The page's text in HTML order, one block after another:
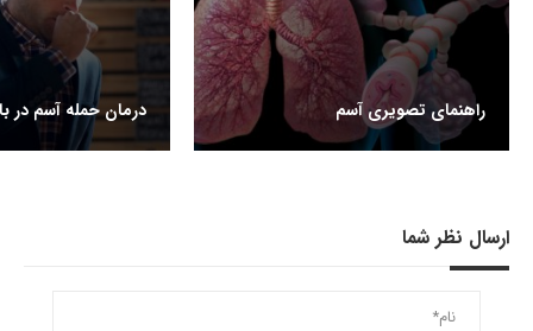
راهنمای تصویری آسم درمان حمله آسم در
ارسال نظر شما